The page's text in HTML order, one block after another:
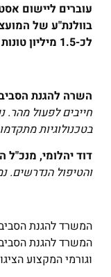
עוברים ליישום
לכ-1.5 מיליון טונות ב-2030
השרה להגנת
חייבים לפעול
בטכנולוגיות
דוד יהלומי,
והטיפול הנדרשים.
המשרד להגנת
המשרד להגנת
וגורמי המקצוע